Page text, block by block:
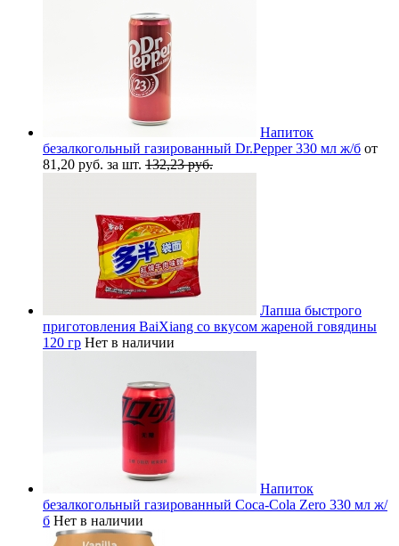
Напиток
безалкогольный газированный Dr.Pepper 330 мл ж/б от
81,20 руб. за шт. 132,23 руб.
Лапша быстрого
приготовления BaiXiang со вкусом жареной говядины
120 гр Нет в наличии
Напиток
безалкогольный газированный Coca-Cola Zero 330 мл ж/
б Нет в наличии